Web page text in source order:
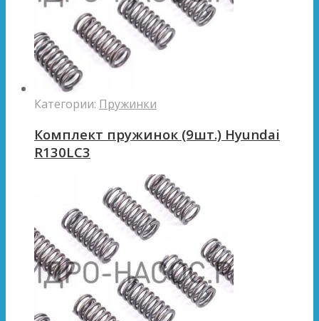
Категории: Пружинки
Комплект пружинок (9шт.) Hyundai
R130LC3